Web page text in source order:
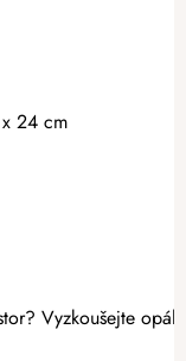
24 cm
Vyzkoušejte